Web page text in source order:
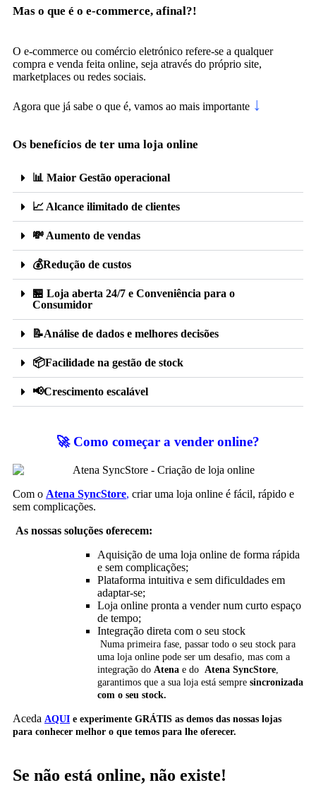
Mas o que é o e-commerce, afinal?!
O e-commerce ou comércio eletrónico refere-se a qualquer
compra e venda feita online, seja através do próprio site,
marketplaces ou redes sociais.
Agora que já sabe o que é, vamos ao mais importante ↓
Os benefícios de ter uma loja online
📊 Maior Gestão operacional
📈 Alcance ilimitado de clientes
💸 Aumento de vendas
💰Redução de custos
🏪 Loja aberta 24/7 e Conveniência para o
Consumidor
📝Análise de dados e melhores decisões
📦Facilidade na gestão de stock
📢Crescimento escalável
🚀 Como começar a vender online?
Com o Atena SyncStore, criar uma loja online é fácil, rápido e
sem complicações.
As nossas soluções oferecem:
Aquisição de uma loja online de forma rápida
e sem complicações;
Plataforma intuitiva e sem dificuldades em
adaptar-se;
Loja online pronta a vender num curto espaço
de tempo;
Integração direta com o seu stock
Numa primeira fase, passar todo o seu stock para
uma loja online pode ser um desafio, mas com a
integração do Atena e do Atena SyncStore
garantimos que a sua loja está sempre sincronizada
com o seu stock.
Aceda AQUI e experimente GRÁTIS as demos das nossas lojas
para conhecer melhor o que temos para lhe oferecer.
Se não está online, não existe!